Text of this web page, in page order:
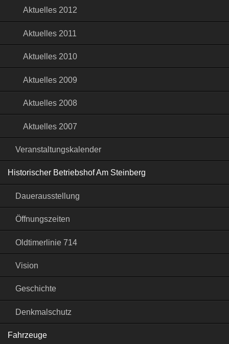
Aktuelles 2012
Aktuelles 2011
Aktuelles 2010
Aktuelles 2009
Aktuelles 2008
Aktuelles 2007
Veranstaltungskalender
Historischer Betriebshof Am Steinberg
Dauerausstellung
Öffnungszeiten
Oldtimerlinie 714
Vision
Geschichte
Denkmalschutz
Fahrzeuge